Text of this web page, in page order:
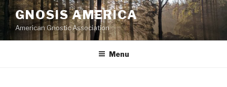
Skip
to
content
GNOSIS AMERICA
American Gnostic Association
Menu